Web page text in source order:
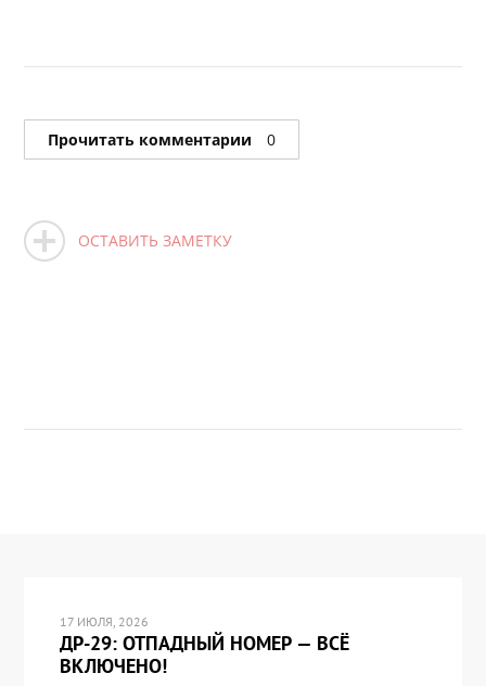
Прочитать комментарии 0
ОСТАВИТЬ ЗАМЕТКУ
17 ИЮЛЯ, 2026
ДР-29: ОТПАДНЫЙ НОМЕР — ВСЁ
ВКЛЮЧЕНО!